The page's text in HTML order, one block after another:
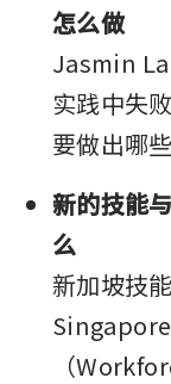
怎么做
Jasmin
实践中失
要做出哪
新的技能
么
新加坡技
（